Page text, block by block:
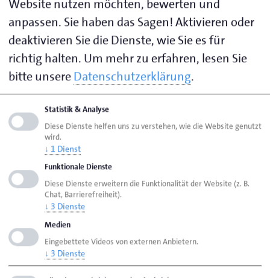
Sie benötigen Unterstützung für betriebsbezogene
Rechtsfragen, möchten beispielsweise mehr erfahren
in Bezug auf Vertrags-, Wettbewerbs- oder
Handelsrecht? Dann sprechen Sie uns gerne an, wir
stehen unseren Mitgliedsunternehmen
rechtsberatend zur Seite.
Rechtsberatung
Handwerksrecht
Datenschutz
Seite empfehlen
Website nutzen möchten, bewerten und
anpassen. Sie haben das Sagen! Aktivieren oder
deaktivieren Sie die Dienste, wie Sie es für
richtig halten. Um mehr zu erfahren, lesen Sie
bitte unsereDatenschutzerklärung.
Statistik & Analyse
Diese Dienste helfen uns zu verstehen, wie die Website genutzt
wird.
↓ 1 Dienst
Funktionale Dienste
Diese Dienste erweitern die Funktionalität der Website (z. B.
Chat, Barrierefreiheit).
↓ 3 Dienste
Medien
Eingebettete Videos von externen Anbietern.
↓ 3 Dienste